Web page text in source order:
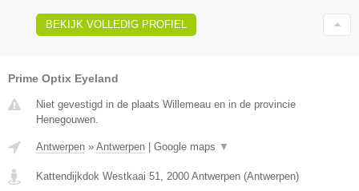
BEKIJK VOLLEDIG PROFIEL
Prime Optix Eyeland
Niet gevestigd in de plaats Willemeau en in de provincie
Henegouwen.
Antwerpen » Antwerpen Google maps ▼
Kattendijkdok Westkaai 51 2000 Antwerpen (Antwerpen)